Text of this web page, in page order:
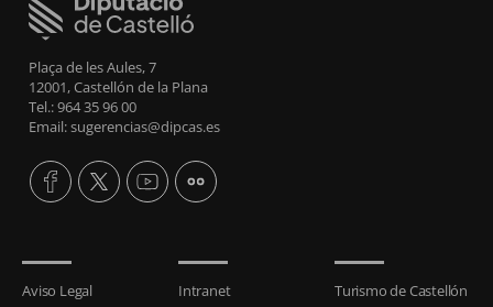
Plaça de les Aules, 7
12001, Castellón de la Plana
Tel.: 964 35 96 00
Email: sugerencias@dipcas.es
Aviso Legal
Intranet
Turismo de Castellón